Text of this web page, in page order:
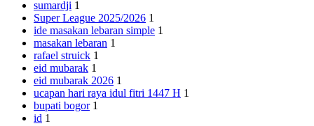
sumardji 1
Super League 2025/2026 1
ide masakan lebaran simple 1
masakan lebaran 1
rafael struick 1
eid mubarak 1
eid mubarak 2026 1
ucapan hari raya idul fitri 1447 H 1
bupati bogor 1
id 1